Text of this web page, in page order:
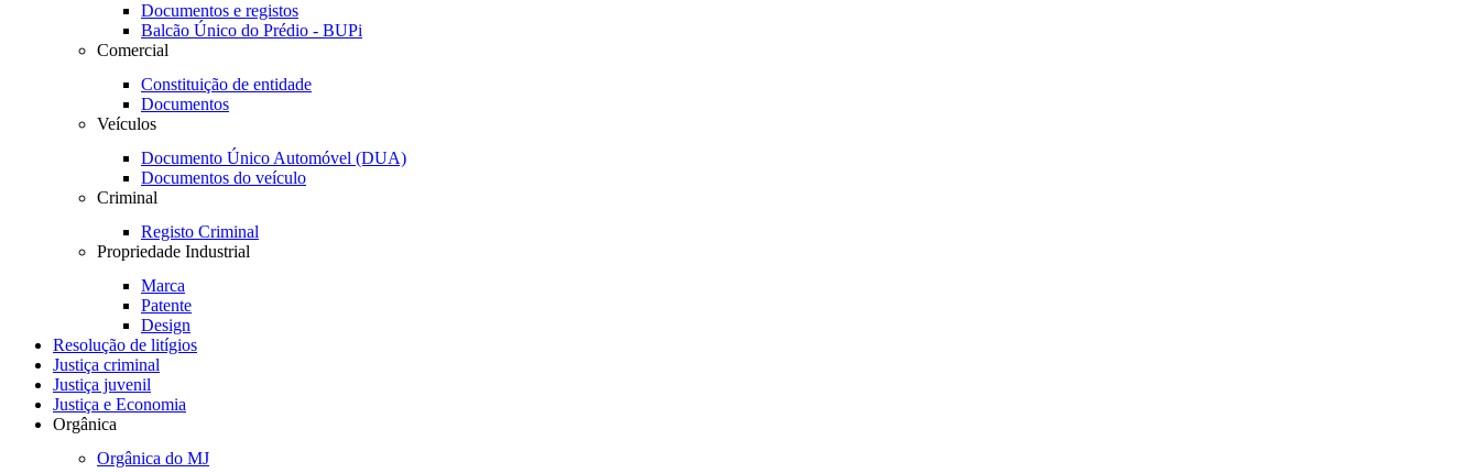
Documentos e registos
Balcão Único do Prédio - BUPi
Comercial
Constituição de entidade
Documentos
Veículos
Documento Único Automóvel (DUA)
Documentos do veículo
Criminal
Registo Criminal
Propriedade Industrial
Marca
Patente
Design
Resolução de litígios
Justiça criminal
Justiça juvenil
Justiça e Economia
Orgânica
Orgânica do MJ